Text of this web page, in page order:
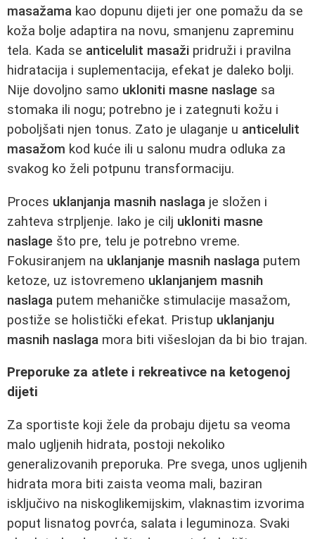
masažama kao dopunu dijeti jer one pomažu da se
koža bolje adaptira na novu, smanjenu zapreminu
tela. Kada se anticelulit masaži pridruži i pravilna
hidratacija i suplementacija, efekat je daleko bolji.
Nije dovoljno samo ukloniti masne naslage sa
stomaka ili nogu; potrebno je i zategnuti kožu i
poboljšati njen tonus. Zato je ulaganje u anticelulit
masažom kod kuće ili u salonu mudra odluka za
svakog ko želi potpunu transformaciju.
Proces uklanjanja masnih naslaga je složen i
zahteva strpljenje. Iako je cilj ukloniti masne
naslage što pre, telu je potrebno vreme.
Fokusiranjem na uklanjanje masnih naslaga putem
ketoze, uz istovremeno uklanjanjem masnih
naslaga putem mehaničke stimulacije masažom,
postiže se holistički efekat. Pristup uklanjanju
masnih naslaga mora biti višeslojan da bi bio trajan.
Preporuke za atlete i rekreativce na ketogenoj
dijeti
Za sportiste koji žele da probaju dijetu sa veoma
malo ugljenih hidrata, postoji nekoliko
generalizovanih preporuka. Pre svega, unos ugljenih
hidrata mora biti zaista veoma mali, baziran
isključivo na niskoglikemijskim, vlaknastim izvorima
poput lisnatog povrća, salata i leguminoza. Svaki